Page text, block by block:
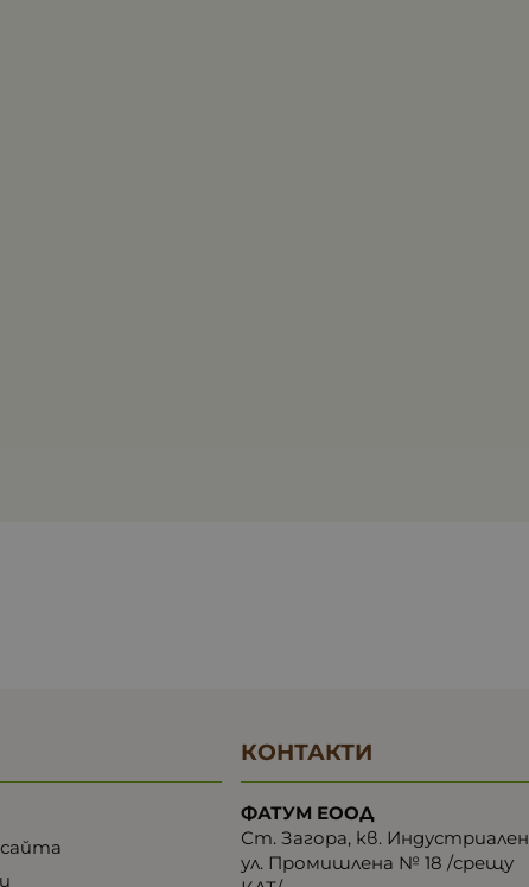
КОНТАКТИ
ФАТУМ ЕООД
Ст. Загора, кв. Индустриален
ул. Промишлена № 18 /срещу